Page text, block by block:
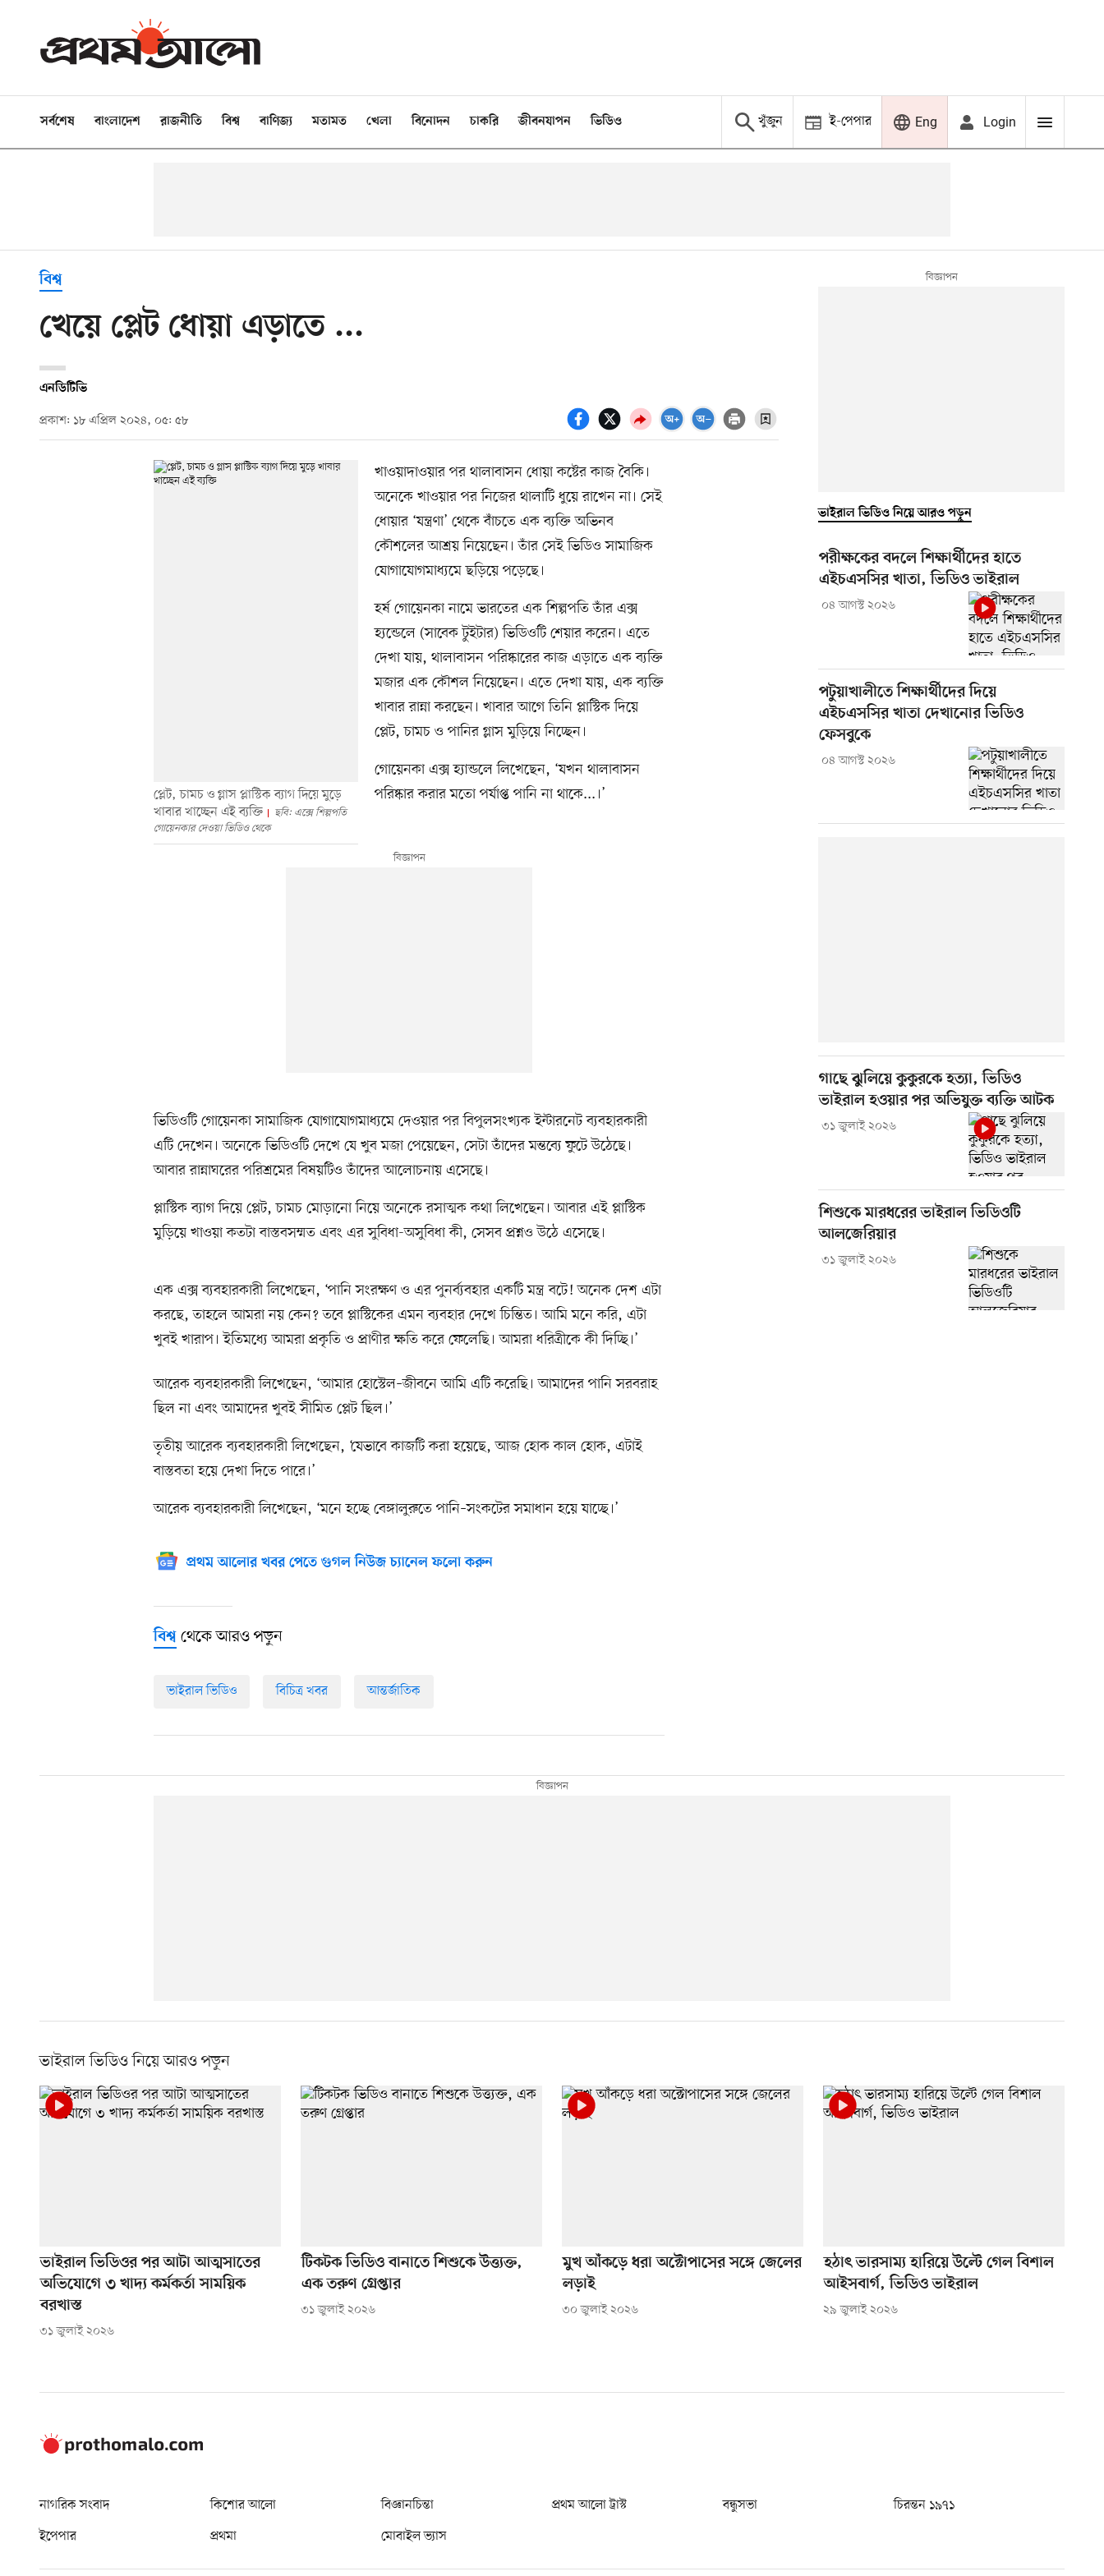
সর্বশেষ বাংলাদেশ রাজনীতি বিশ্ব বাণিজ্য মতামত খেলা বিনোদন চাকরি জীবনযাপন ভিডিও খুঁজুন ই-পেপার Eng Login
বিশ্ব
খেয়ে প্লেট ধোয়া এড়াতে ...
এনডিটিভি
প্রকাশ: ১৮ এপ্রিল ২০২৪, ০৫: ৫৮
প্লেট, চামচ ও গ্লাস প্লাস্টিক ব্যাগ দিয়ে মুড়ে
খাবার খাচ্ছেন এই ব্যক্তি
ছবি: এক্সে শিল্পপতি
গোয়েনকার দেওয়া ভিডিও থেকে
খাওয়াদাওয়ার পর থালাবাসন ধোয়া কষ্টের কাজ বৈকি।
অনেকে খাওয়ার পর নিজের থালাটি ধুয়ে রাখেন না। সেই
ধোয়ার ‘যন্ত্রণা’ থেকে বাঁচতে এক ব্যক্তি অভিনব
কৌশলের আশ্রয় নিয়েছেন। তাঁর সেই ভিডিও সামাজিক
যোগাযোগমাধ্যমে ছড়িয়ে পড়েছে।
হর্ষ গোয়েনকা নামে ভারতের এক শিল্পপতি তাঁর এক্স
হ্যন্ডেলে (সাবেক টুইটার) ভিডিওটি শেয়ার করেন। এতে
দেখা যায়, থালাবাসন পরিষ্কারের কাজ এড়াতে এক ব্যক্তি
মজার এক কৌশল নিয়েছেন। এতে দেখা যায়, এক ব্যক্তি
খাবার রান্না করছেন। খাবার আগে তিনি প্লাস্টিক দিয়ে
প্লেট, চামচ ও পানির গ্লাস মুড়িয়ে নিচ্ছেন।
গোয়েনকা এক্স হ্যান্ডলে লিখেছেন, ‘যখন থালাবাসন
পরিষ্কার করার মতো পর্যাপ্ত পানি না থাকে...।’
ভিডিওটি গোয়েনকা সামাজিক যোগাযোগমাধ্যমে দেওয়ার পর বিপুলসংখ্যক ইন্টারনেট ব্যবহারকারী
এটি দেখেন। অনেকে ভিডিওটি দেখে যে খুব মজা পেয়েছেন, সেটা তাঁদের মন্তব্যে ফুটে উঠেছে।
আবার রান্নাঘরের পরিশ্রমের বিষয়টিও তাঁদের আলোচনায় এসেছে।
প্লাস্টিক ব্যাগ দিয়ে প্লেট, চামচ মোড়ানো নিয়ে অনেকে রসাত্মক কথা লিখেছেন। আবার এই প্লাস্টিক
মুড়িয়ে খাওয়া কতটা বাস্তবসম্মত এবং এর সুবিধা-অসুবিধা কী, সেসব প্রশ্নও উঠে এসেছে।
এক এক্স ব্যবহারকারী লিখেছেন, ‘পানি সংরক্ষণ ও এর পুনর্ব্যবহার একটি মন্ত্র বটে! অনেক দেশ এটা
করছে, তাহলে আমরা নয় কেন? তবে প্লাস্টিকের এমন ব্যবহার দেখে চিন্তিত। আমি মনে করি, এটা
খুবই খারাপ। ইতিমধ্যে আমরা প্রকৃতি ও প্রাণীর ক্ষতি করে ফেলেছি। আমরা ধরিত্রীকে কী দিচ্ছি।’
আরেক ব্যবহারকারী লিখেছেন, ‘আমার হোস্টেল–জীবনে আমি এটি করেছি। আমাদের পানি সরবরাহ
ছিল না এবং আমাদের খুবই সীমিত প্লেট ছিল।’
তৃতীয় আরেক ব্যবহারকারী লিখেছেন, ‘যেভাবে কাজটি করা হয়েছে, আজ হোক কাল হোক, এটাই
বাস্তবতা হয়ে দেখা দিতে পারে।’
আরেক ব্যবহারকারী লিখেছেন, ‘মনে হচ্ছে বেঙ্গালুরুতে পানি–সংকটের সমাধান হয়ে যাচ্ছে।’
প্রথম আলোর খবর পেতে গুগল নিউজ চ্যানেল ফলো করুন
বিশ্ব থেকে আরও পড়ুন
ভাইরাল ভিডিও বিচিত্র খবর আন্তর্জাতিক
ভাইরাল ভিডিও নিয়ে আরও পড়ুন
পরীক্ষকের বদলে শিক্ষার্থীদের হাতে
এইচএসসির খাতা, ভিডিও ভাইরাল
০৪ আগস্ট ২০২৬
পটুয়াখালীতে শিক্ষার্থীদের দিয়ে
এইচএসসির খাতা দেখানোর ভিডিও
ফেসবুকে
০৪ আগস্ট ২০২৬
গাছে ঝুলিয়ে কুকুরকে হত্যা, ভিডিও
ভাইরাল হওয়ার পর অভিযুক্ত ব্যক্তি আটক
৩১ জুলাই ২০২৬
শিশুকে মারধরের ভাইরাল ভিডিওটি
আলজেরিয়ার
৩১ জুলাই ২০২৬
ভাইরাল ভিডিও নিয়ে আরও পড়ুন
ভাইরাল ভিডিওর পর আটা আত্মসাতের
অভিযোগে ৩ খাদ্য কর্মকর্তা সাময়িক
বরখাস্ত
৩১ জুলাই ২০২৬
টিকটক ভিডিও বানাতে শিশুকে উত্ত্যক্ত,
এক তরুণ গ্রেপ্তার
৩১ জুলাই ২০২৬
মুখ আঁকড়ে ধরা অক্টোপাসের সঙ্গে জেলের
লড়াই
৩০ জুলাই ২০২৬
হঠাৎ ভারসাম্য হারিয়ে উল্টে গেল বিশাল
আইসবার্গ, ভিডিও ভাইরাল
২৯ জুলাই ২০২৬
নাগরিক সংবাদ কিশোর আলো বিজ্ঞানচিন্তা প্রথম আলো ট্রাস্ট বন্ধুসভা
চিরন্তন ১৯৭১
ইপেপার
প্রথমা মোবাইল ভ্যাস